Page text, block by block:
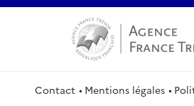
Contact Mentions légales